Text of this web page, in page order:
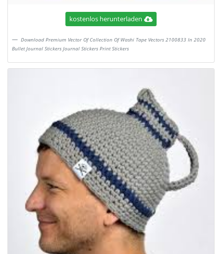
kostenlos herunterladen
Download Premium Vector Of Collection Of Washi Tape Vectors 2100833 In 2020
Bullet Journal Stickers Journal Stickers Print Stickers